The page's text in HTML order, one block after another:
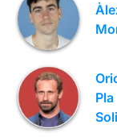
Pla